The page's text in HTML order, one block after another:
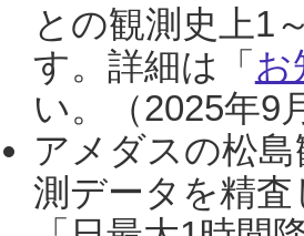
との観測史上1
す。詳細は「 お
い。（2025年9
アメダスの松
測データを精